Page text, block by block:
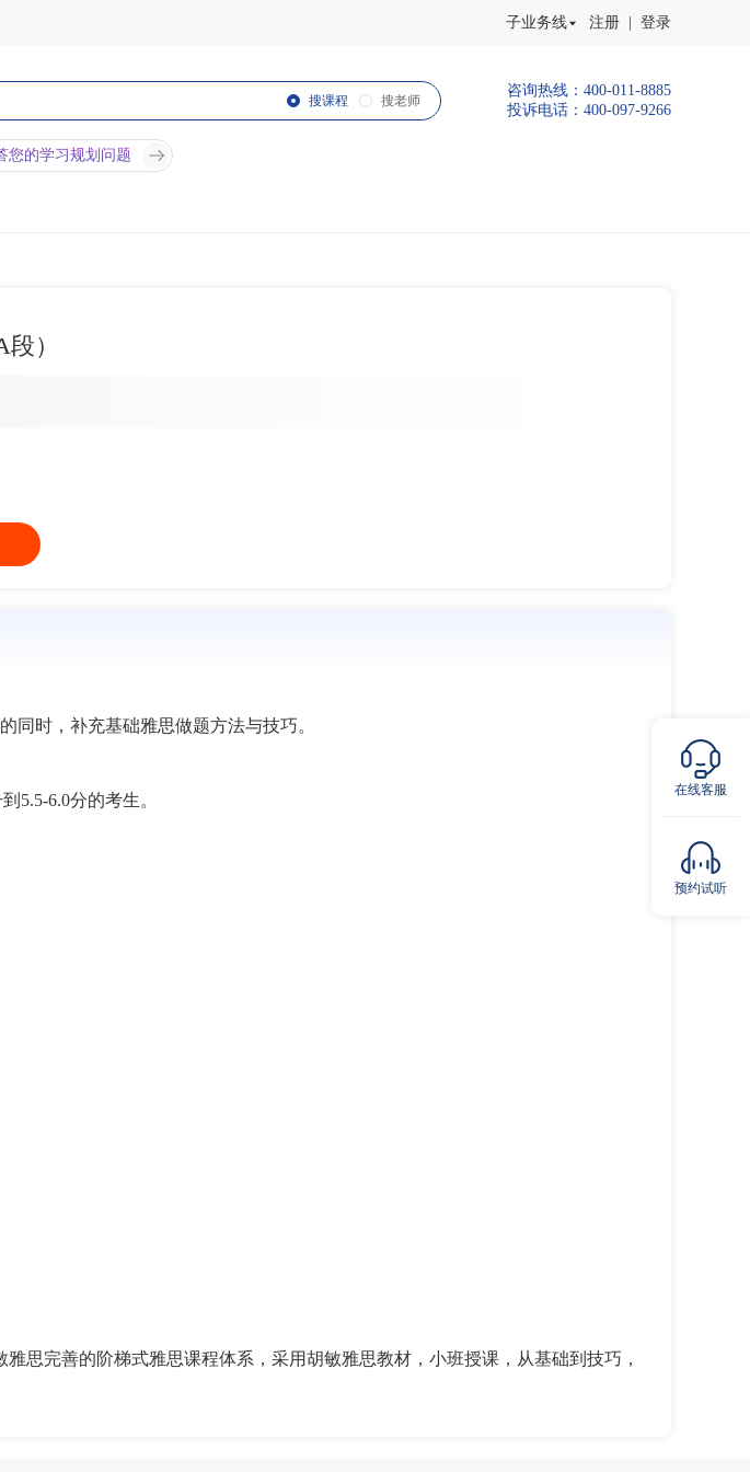
子业务线 注册 | 登录
搜课程 搜老师
咨询热线：400-011-8885
投诉电话：400-097-9266
您的学习规划问题
获取验证码
获取验证码
在线客服
预约试听
）
同时，补充基础雅思做题方法与技巧。
5.5-6.0分的考生。
思完善的阶梯式雅思课程体系，采用胡敏雅思教材，小班授课，从基础到技巧，